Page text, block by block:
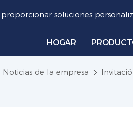
soluciones
HOGAR
Noticias de la empresa